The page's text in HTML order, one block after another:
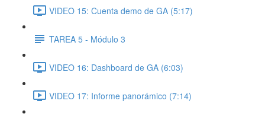
VIDEO 15: Cuenta demo de GA (5:17)
TAREA 5 - Módulo 3
VIDEO 16: Dashboard de GA (6:03)
VIDEO 17: Informe panorámico (7:14)